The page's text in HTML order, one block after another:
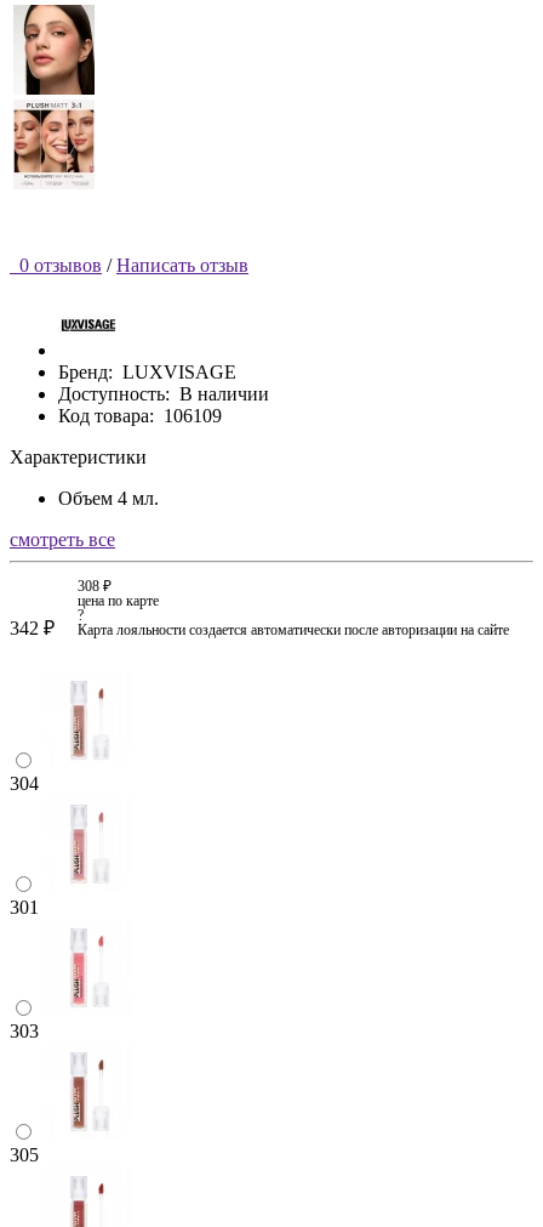
0 отзывов / Написать отзыв
Бренд: LUXVISAGE
Доступность: В наличии
Код товара: 106109
Характеристики
Объем 4 мл.
смотреть все
342 ₽
308 ₽
цена по карте
?
Карта лояльности создается автоматически после авторизации на сайте
304
301
303
305